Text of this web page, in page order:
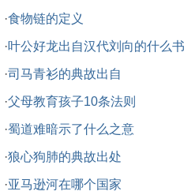
·食物链的定义
·叶公好龙出自汉代刘向的什么书
·司马青衫的典故出自
·父母教育孩子10条法则
·蜀道难暗示了什么之意
·狼心狗肺的典故出处
·亚马逊河在哪个国家